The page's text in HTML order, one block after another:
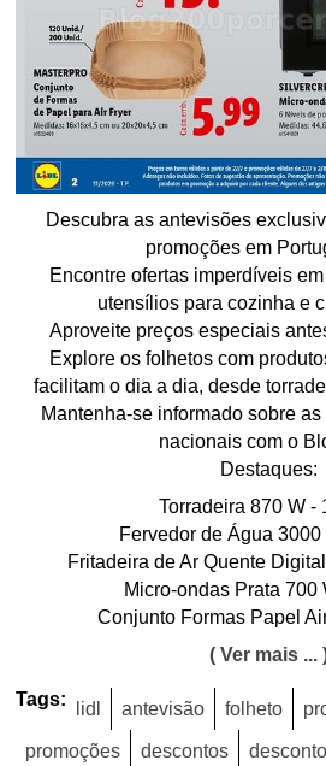
Descubra as antevisões
promoções em
Encontre ofertas imperdíveis
utensílios para cozinha e
Aproveite preços especiais
Explore os folhetos com
facilitam o dia a dia, desde
Mantenha-se informado sobre
nacionais com o
Destaques:
Torradeira 870 W -
Fervedor de Água 3000
Fritadeira de Ar Quente
Micro-ondas Prata 700
Conjunto Formas Papel
( Ver mais ...
Tags: lidl antevisão folheto
promoções descontos